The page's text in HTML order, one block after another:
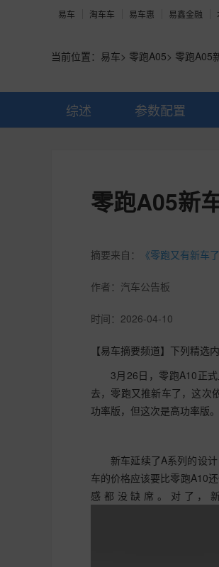
易车 淘车车 易车惠 易鑫金融
当前位置： 易车> 零跑A05> 零跑A05
综述 参数配置
零跑A05新
摘要来自： 《零跑又有新车
作者： 汽车公告板
时间： 2026-04-10
【易车摘要频道】下列精选
3月26日，零跑A10正
去，零跑又推新车了，这次
功率版，但这次是高功率版
新车延续了A系列的设
车的价格应该要比零跑A10
感都没缺席。对了，